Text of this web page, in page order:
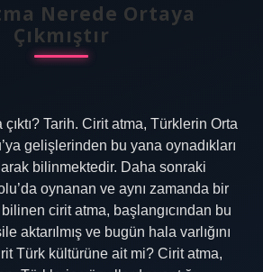
Nerede Ortaya
Çıkmıştır
Tarih. Cirit atma, Türklerin Orta
gelişlerinden bu yana oynadıkları
bilinmektedir. Daha sonraki
oynanan ve aynı zamanda bir
cirit atma, başlangıcından bu
aktarılmış ve bugün hala varlığını
Türk kültürüne ait mi? Cirit atma,